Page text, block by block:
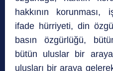
hakkının korunması,
ifade hürriyeti, din
basın özgürlüğü,
bütün uluslar bir
ulusları bir araya